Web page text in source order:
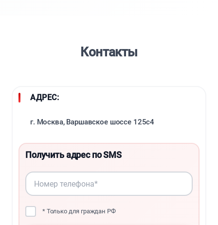
Контакты
АДРЕС:
г. Москва, Варшавское шоссе 125с4
Получить адрес по SMS
* Только для граждан РФ